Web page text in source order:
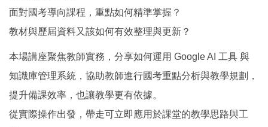
面對國考導向課程，重點如何精準掌握？
教材與歷屆資料又該如何有效整理與更新？
本場講座聚焦教師實務，分享如何運用 Google AI 工具 與
知識庫管理系統，協助教師進行國考重點分析與教學規劃，
提升備課效率，也讓教學更有依據。
從實際操作出發，帶走可立即應用於課堂的教學思路與工